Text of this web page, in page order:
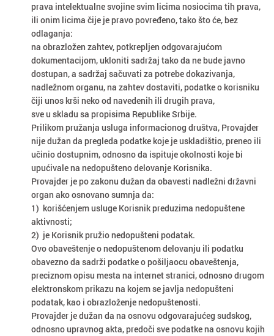
prava intelektualne svojine svim licima nosiocima tih prava,
ili onim licima čije je pravo povređeno, tako što će, bez
odlaganja:
na obrazložen zahtev, potkrepljen odgovarajućom
dokumentacijom, ukloniti sadržaj tako da ne bude javno
dostupan, a sadržaj sačuvati za potrebe dokazivanja,
nadležnom organu, na zahtev dostaviti, podatke o korisniku
čiji unos krši neko od navedenih ili drugih prava,
sve u skladu sa propisima Republike Srbije.
Prilikom pružanja usluga informacionog društva, Provajder
nije dužan da pregleda podatke koje je uskladištio, preneo ili
učinio dostupnim, odnosno da ispituje okolnosti koje bi
upućivale na nedopušteno delovanje Korisnika.
Provajder je po zakonu dužan da obavesti nadležni državni
organ ako osnovano sumnja da:
1) korišćenjem usluge Korisnik preduzima nedopuštene
aktivnosti;
2) je Korisnik pružio nedopušteni podatak.
Ovo obaveštenje o nedopuštenom delovanju ili podatku
obavezno da sadrži podatke o pošiljaocu obaveštenja,
preciznom opisu mesta na internet stranici, odnosno drugom
elektronskom prikazu na kojem se javlja nedopušteni
podatak, kao i obrazloženje nedopuštenosti.
Provajder je dužan da na osnovu odgovarajućeg sudskog,
odnosno upravnog akta, predoči sve podatke na osnovu kojih